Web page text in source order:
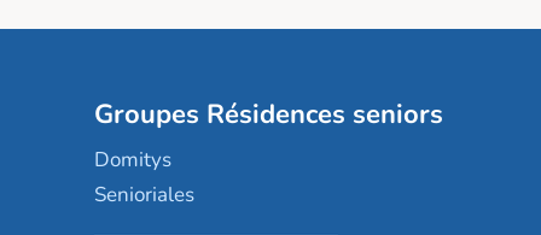
Groupes Résidences seniors
Domitys
Senioriales